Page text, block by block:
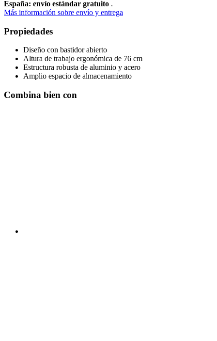
España: envío estándar gratuito .
Más información sobre envío y entrega
Propiedades
Diseño con bastidor abierto
Altura de trabajo ergonómica de 76 cm
Estructura robusta de aluminio y acero
Amplio espacio de almacenamiento
Combina bien con